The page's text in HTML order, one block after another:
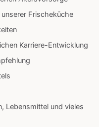
Frischeküche
Karriere-Entwicklung
Lebensmittel und vieles